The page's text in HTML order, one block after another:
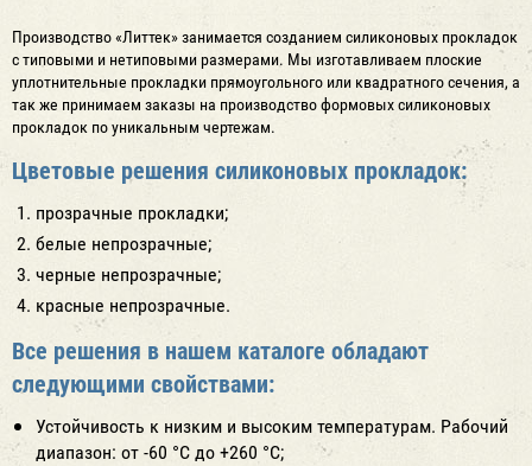
Производство «Литтек» занимается созданием силиконовых прокладок
с типовыми и нетиповыми размерами. Мы изготавливаем плоские
уплотнительные прокладки прямоугольного или квадратного сечения, а
так же принимаем заказы на производство формовых силиконовых
прокладок по уникальным чертежам.
Цветовые решения силиконовых прокладок:
прозрачные прокладки;
белые непрозрачные;
черные непрозрачные;
красные непрозрачные.
Все решения в нашем каталоге обладают
следующими свойствами:
Устойчивость к низким и высоким температурам. Рабочий
диапазон: от -60 °C до +260 °C;